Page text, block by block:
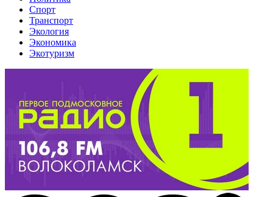
Спорт
Транспорт
Экология
Экономика
Экотуризм